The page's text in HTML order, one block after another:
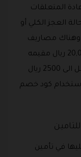
وكذلك إعادة المتعلقات
1000 ريال وفي حالة العجز الكلي أو
ريال شهريا وهناك مصاريف
فعلية لاستقدام بديل والتي تصل الى 20,000 ريال مقيمه
لتذكرة السفر إعادة العامل إلى منزله تصل الى 2500 ريال
كود خصم
في تأمين